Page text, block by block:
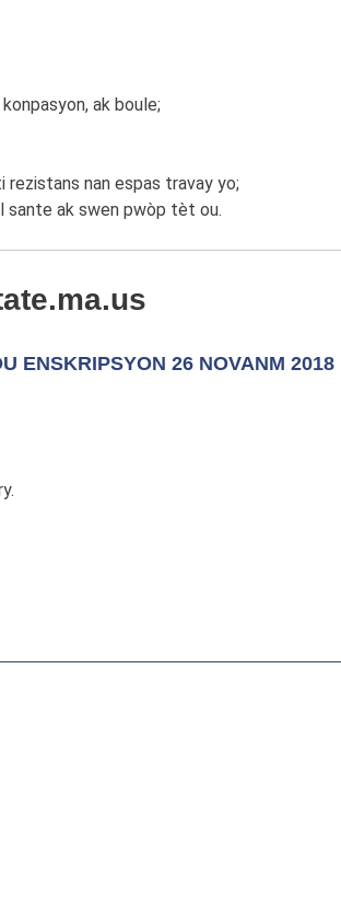
ak boule;
nan espas travay yo;
sante ak swen pwòp tèt ou.
ENSKRIPSYON 26 NOVANM 2018